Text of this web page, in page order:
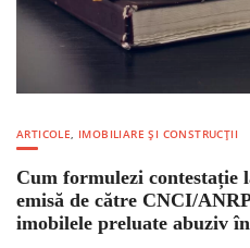
ARTICOLE, IMOBILIARE ȘI CONSTRUCȚII
Cum formulezi contestație
emisă de către CNCI/
imobilele preluate abuziv